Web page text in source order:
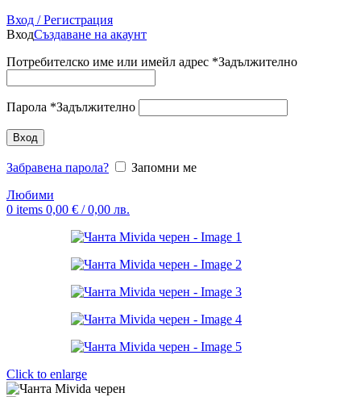
Вход / Регистрация
ВходСъздаване на акаунт
Потребителско име или имейл адрес *Задължително
Парола *Задължително
Вход
Забравена парола?
Запомни ме
Любими
0 items 0,00 € / 0,00 лв.
Click to enlarge